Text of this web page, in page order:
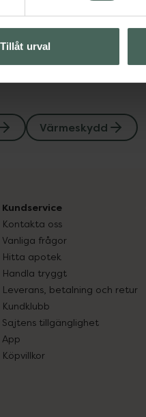
Tillåt urval
Värmeskydd
Kundservice
Kontakta oss
Vanliga frågor
Hitta apotek
Handla tryggt
Leverans, betalning och retur
Kundklubb
Sajtens tillgänglighet
App
Köpvillkor